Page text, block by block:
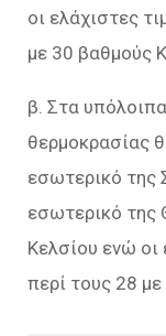
οι ελάχιστες
με 30 βαθμούς
β. Στα
θερμοκρασίας
εσωτερικό της
εσωτερικό της
Κελσίου ενώ οι
περί τους 28